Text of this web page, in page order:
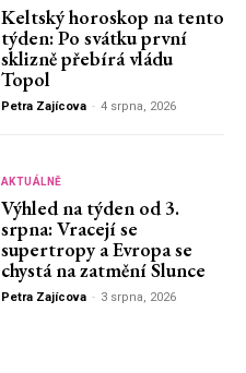
Keltský horoskop na tento
týden: Po svátku první
sklizně přebírá vládu
Topol
Petra Zajícova - 4 srpna, 2026
AKTUÁLNĚ
Výhled na týden od 3.
srpna: Vracejí se
supertropy a Evropa se
chystá na zatmění Slunce
Petra Zajícova - 3 srpna, 2026